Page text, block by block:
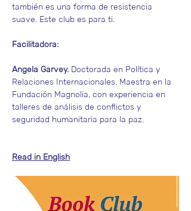
también es una forma de resistencia
suave. Este club es para ti.
Facilitadora:
Angela Garvey. Doctorada en Política y
Relaciones Internacionales. Maestra en la
Fundación Magnolia, con experiencia en
talleres de análisis de conflictos y
seguridad humanitaria para la paz.
Read in English